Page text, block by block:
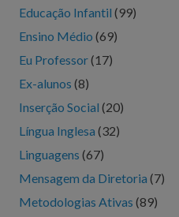
Educação Infantil (99)
Ensino Médio (69)
Eu Professor(17)
Ex-alunos (8)
Inserção Social (20)
Língua Inglesa (32)
Linguagens (67)
Mensagem da Diretoria (7)
Metodologias Ativas (89)